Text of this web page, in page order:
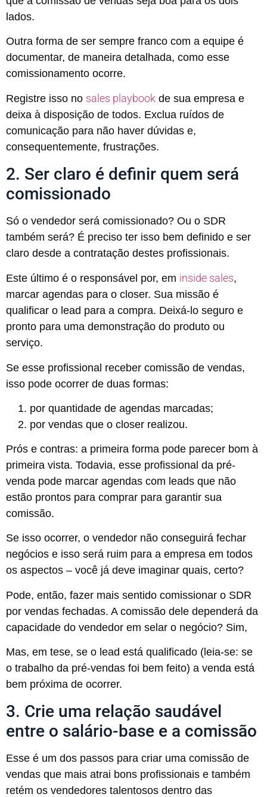
lados.
Outra forma de ser sempre franco com a equipe é
documentar, de maneira detalhada, como esse
comissionamento ocorre.
Registre isso no sales playbook de sua empresa e
deixa à disposição de todos. Exclua ruídos de
comunicação para não haver dúvidas e,
consequentemente, frustrações.
2. Ser claro é definir quem será
comissionado
Só o vendedor será comissionado? Ou o SDR
também será? É preciso ter isso bem definido e ser
claro desde a contratação destes profissionais.
Este último é o responsável por, em inside sales,
marcar agendas para o closer. Sua missão é
qualificar o lead para a compra. Deixá-lo seguro e
pronto para uma demonstração do produto ou
serviço.
Se esse profissional receber comissão de vendas,
isso pode ocorrer de duas formas:
por quantidade de agendas marcadas;
por vendas que o closer realizou.
Prós e contras: a primeira forma pode parecer bom à
primeira vista. Todavia, esse profissional da pré-
venda pode marcar agendas com leads que não
estão prontos para comprar para garantir sua
comissão.
Se isso ocorrer, o vendedor não conseguirá fechar
negócios e isso será ruim para a empresa em todos
os aspectos – você já deve imaginar quais, certo?
Pode, então, fazer mais sentido comissionar o SDR
por vendas fechadas. A comissão dele dependerá da
capacidade do vendedor em selar o negócio? Sim,
Mas, em tese, se o lead está qualificado (leia-se: se
o trabalho da pré-vendas foi bem feito) a venda está
bem próxima de ocorrer.
3. Crie uma relação saudável
entre o salário-base e a comissão
Esse é um dos passos para criar uma comissão de
vendas que mais atrai bons profissionais e também
retém os vendedores talentosos dentro das